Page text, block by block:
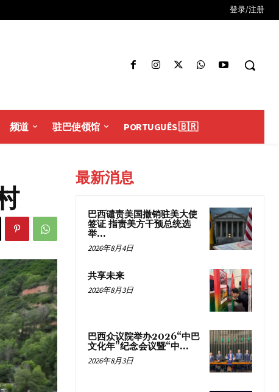
登录/注册
频道 驻巴使领馆 PORTUGUÊS 🇧🇷
最新消息
巴西谴责美国撤销驻美大使
签证 指责美方干预总统选
举...
2026年8月4日
共享未来
2026年8月3日
巴西众议院举办2026“中巴
文化年”纪念会议暨“中...
2026年8月3日